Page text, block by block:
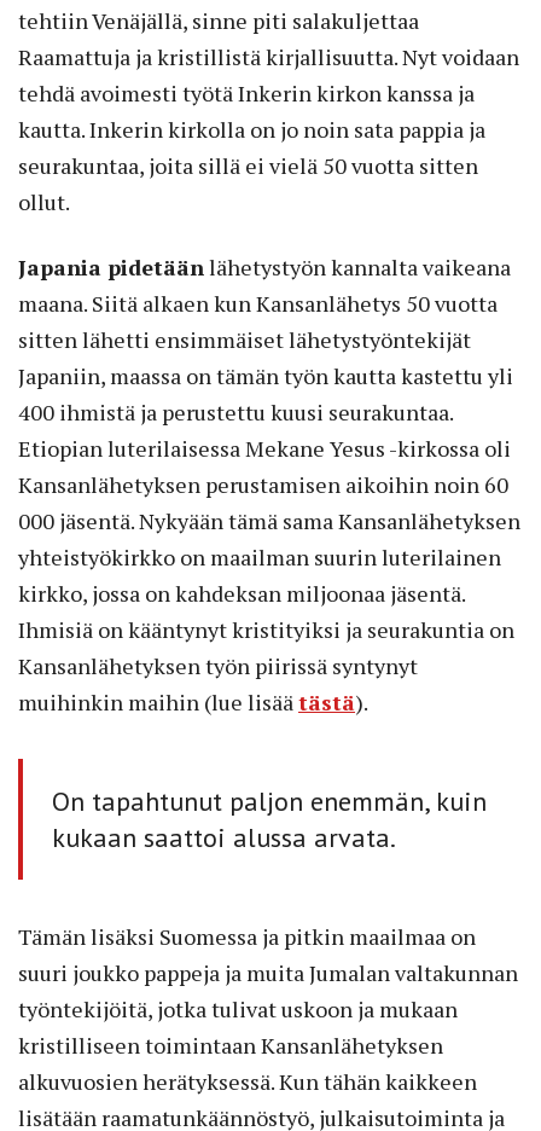
tehtiin Venäjällä, sinne piti salakuljettaa
Raamattuja ja kristillistä kirjallisuutta. Nyt voidaan
tehdä avoimesti työtä Inkerin kirkon kanssa ja
kautta. Inkerin kirkolla on jo noin sata pappia ja
seurakuntaa, joita sillä ei vielä 50 vuotta sitten
ollut.
Japania pidetäänlähetystyön kannalta vaikeana
maana. Siitä alkaen kun Kansanlähetys 50 vuotta
sitten lähetti ensimmäiset lähetystyöntekijät
Japaniin, maassa on tämän työn kautta kastettu yli
400 ihmistä ja perustettu kuusi seurakuntaa.
Etiopian luterilaisessa Mekane Yesus -kirkossa oli
Kansanlähetyksen perustamisen aikoihin noin 60
000 jäsentä. Nykyään tämä sama Kansanlähetyksen
yhteistyökirkko on maailman suurin luterilainen
kirkko, jossa on kahdeksan miljoonaa jäsentä.
Ihmisiä on kääntynyt kristityiksi ja seurakuntia on
Kansanlähetyksen työn piirissä syntynyt
muihinkin maihin (lue lisäätästä).
On tapahtunut paljon enemmän, kuin
kukaan saattoi alussa arvata.
Tämän lisäksi Suomessa ja pitkin maailmaa on
suuri joukko pappeja ja muita Jumalan valtakunnan
työntekijöitä, jotka tulivat uskoon ja mukaan
kristilliseen toimintaan Kansanlähetyksen
alkuvuosien herätyksessä. Kun tähän kaikkeen
lisätään raamatunkäännöstyö, julkaisutoiminta ja